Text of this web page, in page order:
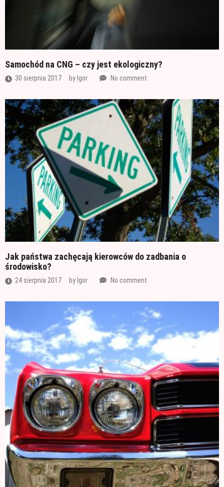
Samochód na CNG – czy jest ekologiczny?
30 sierpnia 2017 by Igor No comment
Jak państwa zachęcają kierowców do zadbania o
środowisko?
24 sierpnia 2017 by Igor No comment